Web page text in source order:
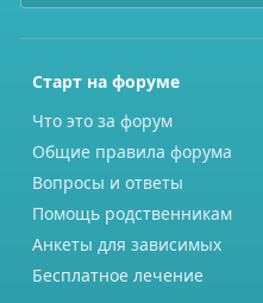
Старт на форуме
Что это за форум
Общие правила форума
Вопросы и ответы
Помощь родственникам
Анкеты для зависимых
Бесплатное лечение